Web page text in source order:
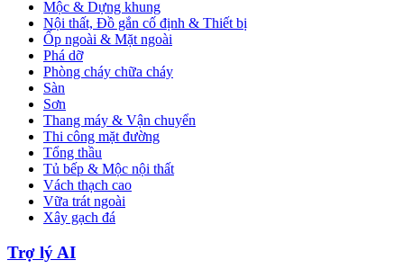
Mộc & Dựng khung
Nội thất, Đồ gắn cố định & Thiết bị
Ốp ngoài & Mặt ngoài
Phá dỡ
Phòng cháy chữa cháy
Sàn
Sơn
Thang máy & Vận chuyển
Thi công mặt đường
Tổng thầu
Tủ bếp & Mộc nội thất
Vách thạch cao
Vữa trát ngoài
Xây gạch đá
Trợ lý AI